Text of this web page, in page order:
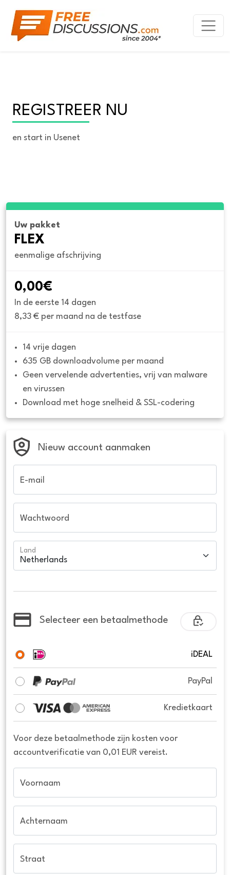
REGISTREER NU
en start in Usenet
Uw pakket
FLEX
eenmalige afschrijving
0,00€
In de eerste 14 dagen
8,33 € per maand na de testfase
14 vrije dagen
635 GB downloadvolume per maand
Geen vervelende advertenties, vrij van malware
en virussen
Download met hoge snelheid & SSL-codering
Nieuw account aanmaken
E-mail
Wachtwoord
Land
Selecteer een betaalmethode
iDEAL
PayPal
Kredietkaart
Voor deze betaalmethode zijn kosten voor
accountverificatie van 0,01 EUR vereist.
Voornaam
Achternaam
Straat